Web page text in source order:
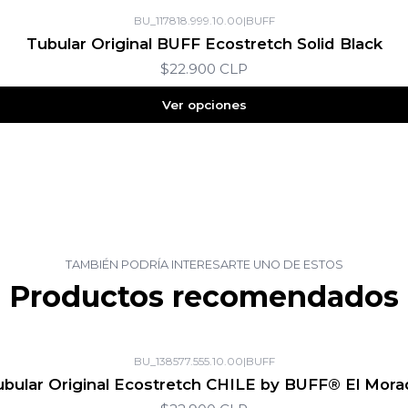
BU_117818.999.10.00|BUFF
Tubular Original BUFF Ecostretch Solid Black
$22.900 CLP
Ver opciones
TAMBIÉN PODRÍA INTERESARTE UNO DE ESTOS
Productos recomendados
BU_138577.555.10.00|BUFF
Original Ecostretch CHILE by BUFF® El